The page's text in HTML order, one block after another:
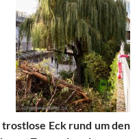
Eck rund um den